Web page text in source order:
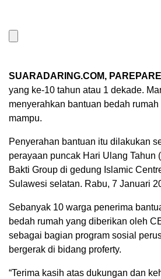
SUARADARING.COM, PAREPARE
yang ke-10 tahun atau 1 dekade.
menyerahkan bantuan bedah
mampu.
Penyerahan bantuan itu dilakukan
perayaan puncak Hari Ulang Tahun
Bakti Group di gedung Islamic
Sulawesi selatan. Rabu, 7 Januari
Sebanyak 10 warga penerima
bedah rumah yang diberikan oleh
sebagai bagian program sosial
bergerak di bidang proferty.
“Terima kasih atas dukungan dan